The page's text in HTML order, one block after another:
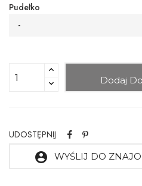
Pudełko
-
Dodaj
UDOSTĘPNIJ
account_circle WYŚLIJ DO